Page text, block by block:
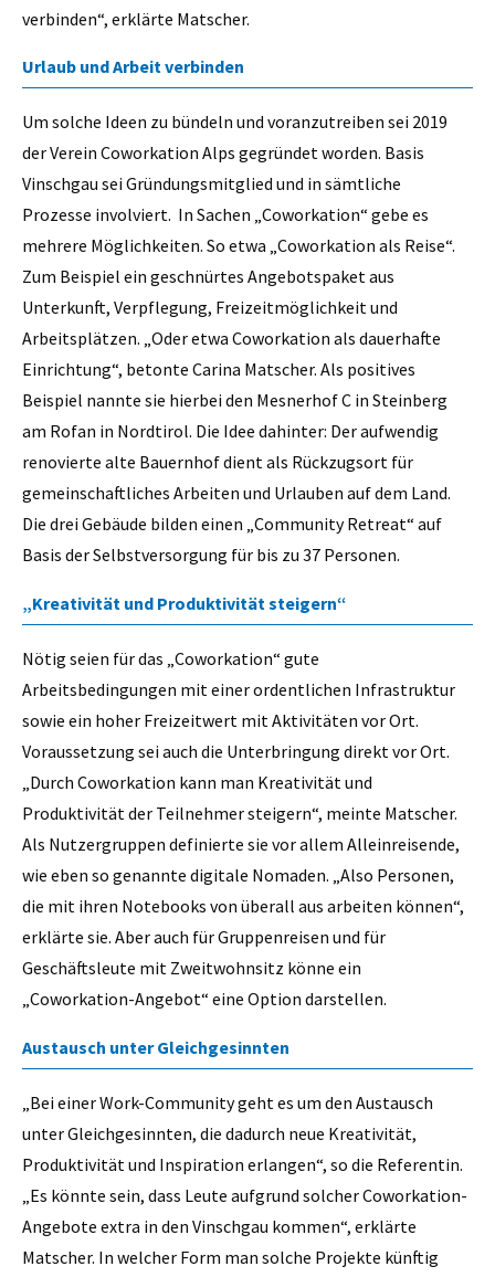
verbinden“, erklärte Matscher.
Urlaub und Arbeit verbinden
Um solche Ideen zu bündeln und voranzutreiben sei 2019
der Verein Coworkation Alps gegründet worden. Basis
Vinschgau sei Gründungsmitglied und in sämtliche
Prozesse involviert. In Sachen „Coworkation“ gebe es
mehrere Möglichkeiten. So etwa „Coworkation als Reise“.
Zum Beispiel ein geschnürtes Angebotspaket aus
Unterkunft, Verpflegung, Freizeitmöglichkeit und
Arbeitsplätzen. „Oder etwa Coworkation als dauerhafte
Einrichtung“, betonte Carina Matscher. Als positives
Beispiel nannte sie hierbei den Mesnerhof C in Steinberg
am Rofan in Nordtirol. Die Idee dahinter: Der aufwendig
renovierte alte Bauernhof dient als Rückzugsort für
gemeinschaftliches Arbeiten und Urlauben auf dem Land.
Die drei Gebäude bilden einen „Community Retreat“ auf
Basis der Selbstversorgung für bis zu 37 Personen.
„Kreativität und Produktivität steigern“
Nötig seien für das „Coworkation“ gute
Arbeitsbedingungen mit einer ordentlichen Infrastruktur
sowie ein hoher Freizeitwert mit Aktivitäten vor Ort.
Voraussetzung sei auch die Unterbringung direkt vor Ort.
„Durch Coworkation kann man Kreativität und
Produktivität der Teilnehmer steigern“, meinte Matscher.
Als Nutzergruppen definierte sie vor allem Alleinreisende,
wie eben so genannte digitale Nomaden. „Also Personen,
die mit ihren Notebooks von überall aus arbeiten können“,
erklärte sie. Aber auch für Gruppenreisen und für
Geschäftsleute mit Zweitwohnsitz könne ein
„Coworkation-Angebot“ eine Option darstellen.
Austausch unter Gleichgesinnten
„Bei einer Work-Community geht es um den Austausch
unter Gleichgesinnten, die dadurch neue Kreativität,
Produktivität und Inspiration erlangen“, so die Referentin.
„Es könnte sein, dass Leute aufgrund solcher Coworkation-
Angebote extra in den Vinschgau kommen“, erklärte
Matscher. In welcher Form man solche Projekte künftig